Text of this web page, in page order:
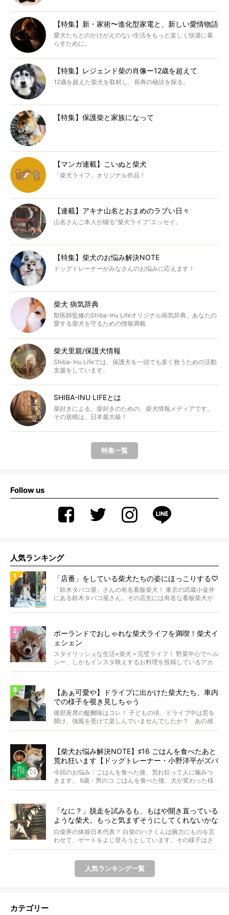
【特集】新・家術〜進化型家電と、新しい愛情物語
愛犬たちとのかけがえのない生活をもっと楽しく快適に暮
らすために。
【特集】レジェンド柴の肖像ー12歳を超えて
12歳を超えた柴犬を取材し、長寿の秘訣を探る。
【特集】保護柴と家族になって
【マンガ連載】こいぬと柴犬
「柴犬ライフ」オリジナル作品！
【連載】アキナ山名とおまめのラブい日々
山名さんご本人が綴る“柴犬ライフ”エッセイ。
【特集】柴犬のお悩み解決NOTE
ドッグトレーナーがみなさんのお悩みに応えます！
柴犬 病気辞典
獣医師監修のShiba-Inu Lifeオリジナル病気辞典。あなたの
愛する柴犬を守るための情報満載
柴犬里親/保護犬情報
Shiba-Inu Lifeでは、保護犬を一頭でも多く救うための活動
支援をしています。
SHIBA-INU LIFEとは
柴好きによる、柴好きのための、柴犬情報メディアです。
その規模は、日本最大級！
特集一覧
Follow us
人気ランキング
「店番」をしている柴犬たちの姿にほっこりする♡
「鈴木タバコ屋」さんの有名看板柴犬！ 東京の武蔵小金井
にある鈴木タバコ屋さん。その店先には有名な看板柴犬が
ポーランドでおしゃれな柴犬ライフを満喫！柴犬イ
ェシェン
スタイリッシュな生活×柴犬＝完璧ライフ！ 野菜中心でヘル
シー、しかもインスタ映えするお料理を投稿しているアカ
ウ...
【あぁ可愛や】ドライブに出かけた柴犬たち、車内
での様子を覗き見しちゃう
後部座席の醍醐味はコレ！ 子どもの頃、ドライブ中は窓を
開け、強風を受けて楽しんでいませんでしたか？ あの感
じが...
【柴犬お悩み解決NOTE】♯16 ごはんを食べたあと
荒れ狂います【ドッグトレーナー・小野洋平がズバ
リ回答】
今回のお悩み：ごはんを食べた後、荒れ狂って人に噛みつ
きます。 6歳・男のコ ごはんを食べた後、犬が変わった様
に...
「なに？」脱走を試みるも、もはや開き直っている
ような柴犬。もっと気まずそうにしてくれないかな
ぁ…！【動画あり】
白柴界の体操日本代表？ 白柴のハクくんは腕力にものを言
わせて、ゲートをよじ登ろうとしています。その様子はさ
なが...
人気ランキング一覧
カテゴリー